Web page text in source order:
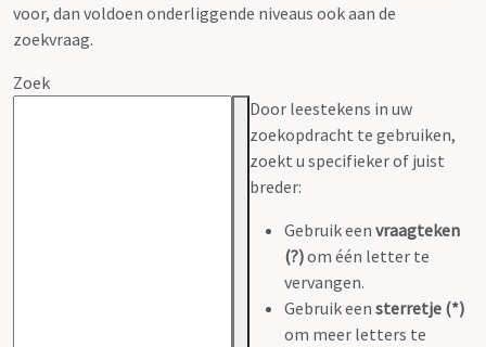
voor, dan voldoen onderliggende niveaus ook aan de
zoekvraag.
Zoek
Door leestekens in uw
zoekopdracht te gebruiken,
zoekt u specifieker of juist
breder:
Gebruik een vraagteken
(?)om één letter te
vervangen.
Gebruik een sterretje (*)
om meer letters te